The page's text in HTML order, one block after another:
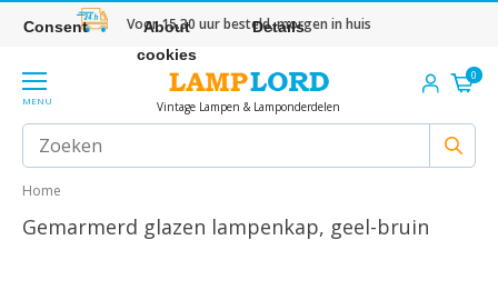
Voor 15.30 uur besteld, morgen in huis
MENU Vintage Lampen & Lamponderdelen
0
Home
Gemarmerd glazen lampenkap, geel-bruin
Consent
About
cookies
Details